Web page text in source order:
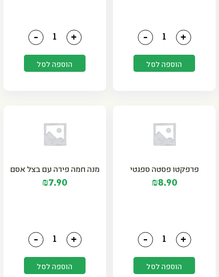
כמות של מגבונים לחיטוי וניקוי 250 יח'
+
-
הוספה לסל
כמות של מארז משחת
+
-
הוספה לסל
פרפקטו פסטה ספגטי
₪8.90
כמות של פרפקטו פסטה ספגטי
+
-
הוספה לסל
מנה חמה פירה עם בצל אסם
₪7.90
כמות של מנה חמה פירה
+
-
הוספה לסל